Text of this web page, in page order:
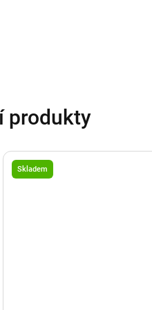
produkty
Skladem